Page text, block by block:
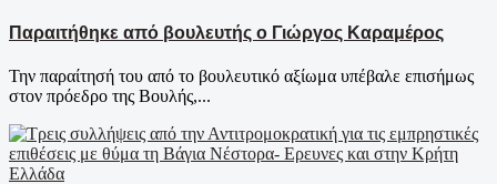
Παραιτήθηκε από βουλευτής ο Γιώργος Καραμέρος
Την παραίτησή του από το βουλευτικό αξίωμα υπέβαλε επισήμως
στον πρόεδρο της Βουλής,...
Ελλάδα